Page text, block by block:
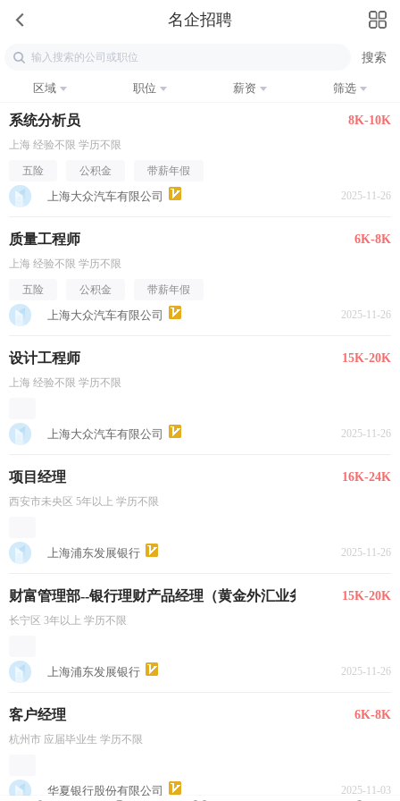
名企招聘
区域 职位 薪资 筛选
系统分析员 8K-10K
上海 经验不限 学历不限
五险 公积金 带薪年假
上海大众汽车有限公司 2025-11-26
质量工程师 6K-8K
上海 经验不限 学历不限
五险 公积金 带薪年假
上海大众汽车有限公司 2025-11-26
设计工程师 15K-20K
上海 经验不限 学历不限
上海大众汽车有限公司 2025-11-26
项目经理 16K-24K
西安市未央区 5年以上 学历不限
上海浦东发展银行 2025-11-26
财富管理部--银行理财产品经理（黄金外汇业务） 15K-20K
长宁区 3年以上 学历不限
上海浦东发展银行 2025-11-26
客户经理 6K-8K
杭州市 应届毕业生 学历不限
华夏银行股份有限公司 2025-11-03